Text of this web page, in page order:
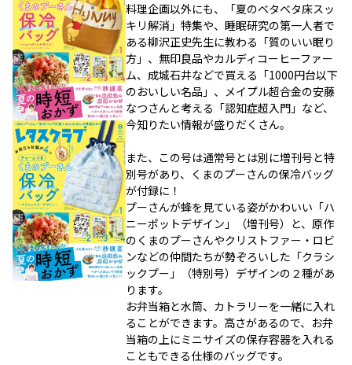
料理企画以外にも、「夏のベタベタ床スッ
キリ解消」特集や、睡眠研究の第一人者で
ある柳沢正史先生に教わる「質のいい眠り
方」、無印良品やカルディコーヒーファー
ム、成城石井などで買える「1000円台以下
のおいしい名品」、メイプル超合金の安藤
なつさんと考える「認知症超入門」など、
今知りたい情報が盛りだくさん。
また、この号は通常号とは別に増刊号と特
別号があり、くまのプーさんの保冷バッグ
が付録に！
プーさんが蜂を見ている姿がかわいい「ハ
ニーポットデザイン」（増刊号）と、原作
のくまのプーさんやクリストファー・ロビ
ンなどの仲間たちが勢ぞろいした「クラシ
ックプー」（特別号）デザインの２種があ
ります。
お弁当箱と水筒、カトラリーを一緒に入れ
ることができます。高さがあるので、お弁
当箱の上にミニサイズの保存容器を入れる
こともできる仕様のバッグです。